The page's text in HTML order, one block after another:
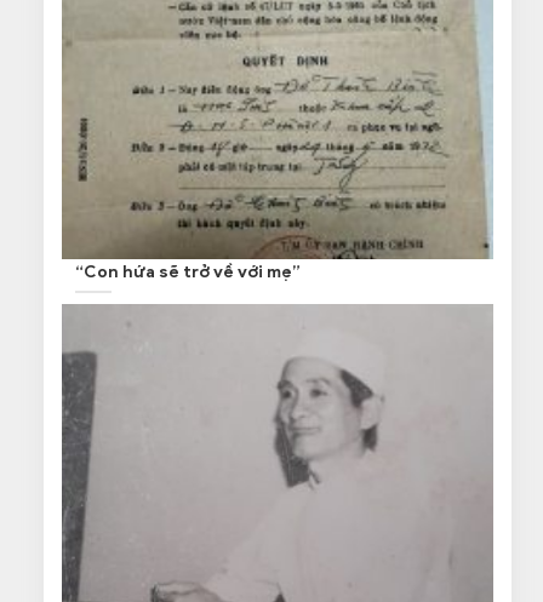
“Con hứa sẽ trở về với mẹ”